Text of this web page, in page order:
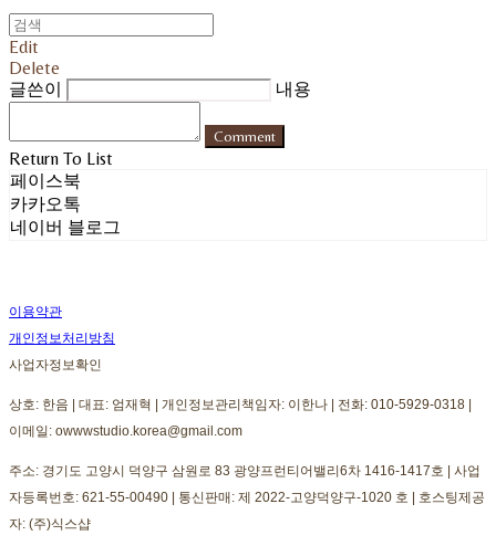
Edit
Delete
글쓴이
내용
Comment
Return To List
페이스북
카카오톡
네이버 블로그
이용약관
개인정보처리방침
사업자정보확인
상호: 한음 | 대표: 엄재혁 | 개인정보관리책임자: 이한나 | 전화: 010-5929-0318 |
이메일: owwwstudio.korea@gmail.com
주소: 경기도 고양시 덕양구 삼원로 83 광양프런티어밸리6차 1416-1417호 | 사업
자등록번호: 621-55-00490 | 통신판매: 제 2022-고양덕양구-1020 호 | 호스팅제공
자: (주)식스샵